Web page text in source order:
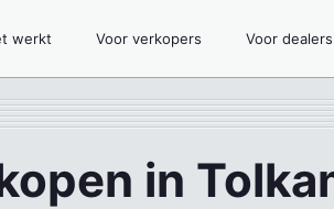
werkt Voor verkopers Voor dealers
in